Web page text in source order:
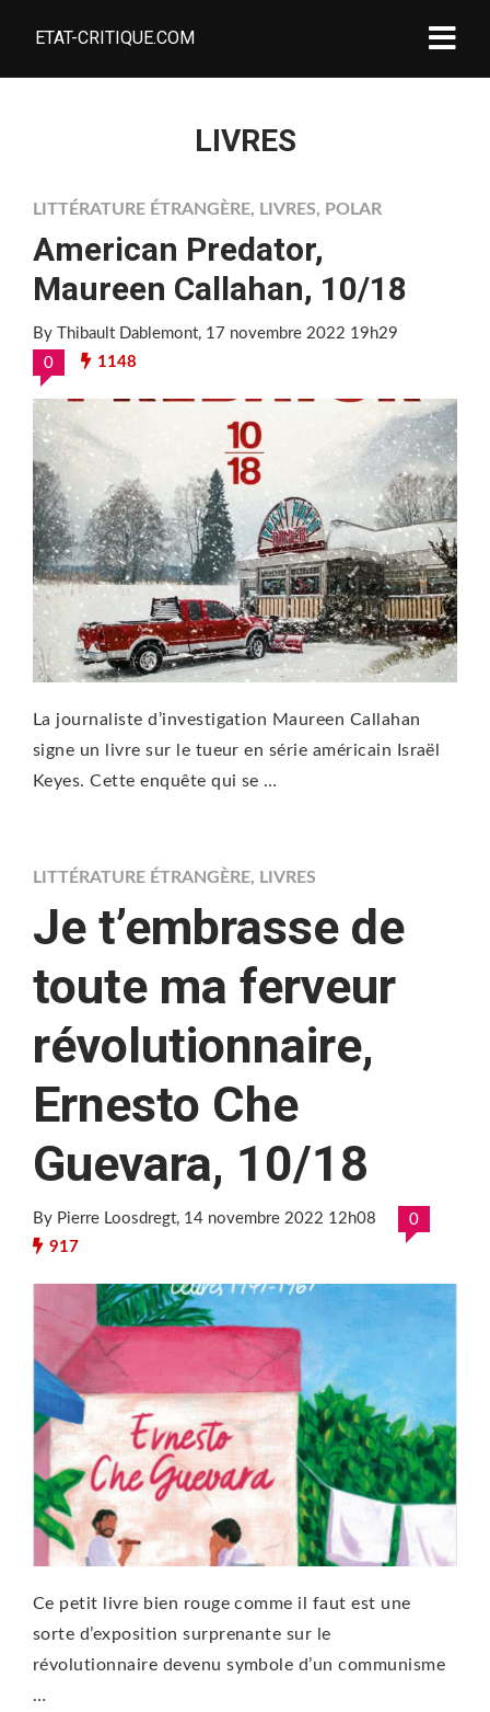
ETAT-CRITIQUE.COM
LIVRES
LITTÉRATURE ÉTRANGÈRE, LIVRES, POLAR
American Predator,
Maureen Callahan, 10/18
By Thibault Dablemont, 17 novembre 2022 19h29
0
1148
La journaliste d’investigation Maureen Callahan
signe un livre sur le tueur en série américain Israël
Keyes. Cette enquête qui se …
LITTÉRATURE ÉTRANGÈRE, LIVRES
Je t’embrasse de
toute ma ferveur
révolutionnaire,
Ernesto Che
Guevara, 10/18
By Pierre Loosdregt, 14 novembre 2022 12h08
0
917
Ce petit livre bien rouge comme il faut est une
sorte d’exposition surprenante sur le
révolutionnaire devenu symbole d’un communisme
…